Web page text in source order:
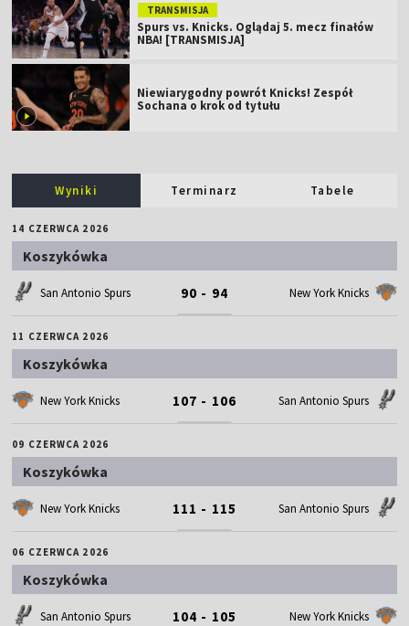
TRANSMISJA
Spurs vs. Knicks. Oglądaj 5. mecz finałów
NBA! [TRANSMISJA]
Niewiarygodny powrót Knicks! Zespół
Sochana o krok od tytułu
Wyniki Terminarz Tabele
14 CZERWCA 2026
Koszykówka
San Antonio Spurs 90 - 94 New York Knicks
11 CZERWCA 2026
Koszykówka
New York Knicks 107 - 106 San Antonio Spurs
09 CZERWCA 2026
Koszykówka
New York Knicks 111 - 115 San Antonio Spurs
06 CZERWCA 2026
Koszykówka
San Antonio Spurs 104 - 105 New York Knicks